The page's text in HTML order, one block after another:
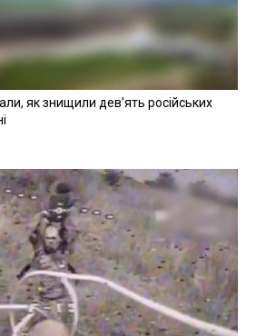
як знищили девʼять російських